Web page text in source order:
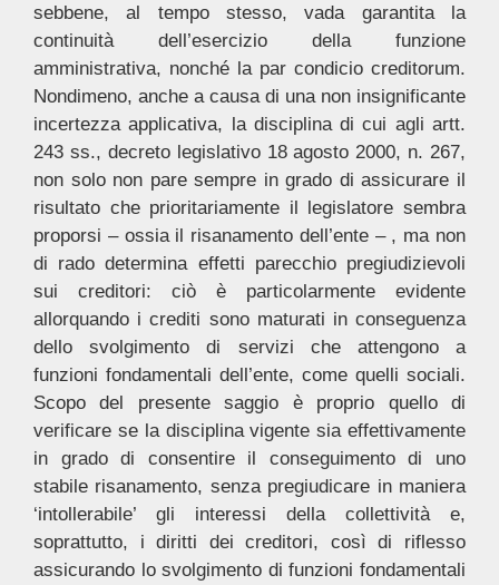
sebbene, al tempo stesso, vada garantita la
continuità dell’esercizio della funzione
amministrativa, nonché la par condicio creditorum.
Nondimeno, anche a causa di una non insignificante
incertezza applicativa, la disciplina di cui agli artt.
243 ss., decreto legislativo 18 agosto 2000, n. 267,
non solo non pare sempre in grado di assicurare il
risultato che prioritariamente il legislatore sembra
proporsi – ossia il risanamento dell’ente – , ma non
di rado determina effetti parecchio pregiudizievoli
sui creditori: ciò è particolarmente evidente
allorquando i crediti sono maturati in conseguenza
dello svolgimento di servizi che attengono a
funzioni fondamentali dell’ente, come quelli sociali.
Scopo del presente saggio è proprio quello di
verificare se la disciplina vigente sia effettivamente
in grado di consentire il conseguimento di uno
stabile risanamento, senza pregiudicare in maniera
‘intollerabile’ gli interessi della collettività e,
soprattutto, i diritti dei creditori, così di riflesso
assicurando lo svolgimento di funzioni fondamentali